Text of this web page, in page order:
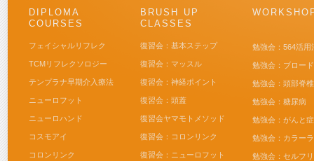
DIPLOMA
COURSES
フェイシャルリフレク
TCMリフレクソロジー
テンプラナ早期介入療法
ニューロフット
ニューロハンド
コスモアイ
コロンリンク
BRUSH UP
CLASSES
復習会：基本ステップ
復習会：マッスル
復習会：神経ポイント
復習会：頭蓋
復習会ヤマモトメソッド
復習会：コロンリンク
復習会：ニューロフット
勉強会：564活用
勉強会：ブロー
勉強会：頭部脊
勉強会：糖尿病
勉強会：がんと
勉強会：カラー
勉強会：セルフ